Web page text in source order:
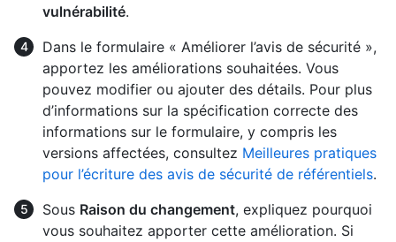
vulnérabilité.
Dans le formulaire « Améliorer l’avis de sécurité »,
apportez les améliorations souhaitées. Vous
pouvez modifier ou ajouter des détails. Pour plus
d’informations sur la spécification correcte des
informations sur le formulaire, y compris les
versions affectées, consultez Meilleures pratiques
pour l’écriture des avis de sécurité de référentiels.
Sous Raison du changement, expliquez pourquoi
vous souhaitez apporter cette amélioration. Si